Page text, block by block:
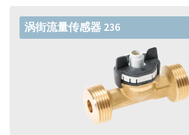
涡街流量传感器 236